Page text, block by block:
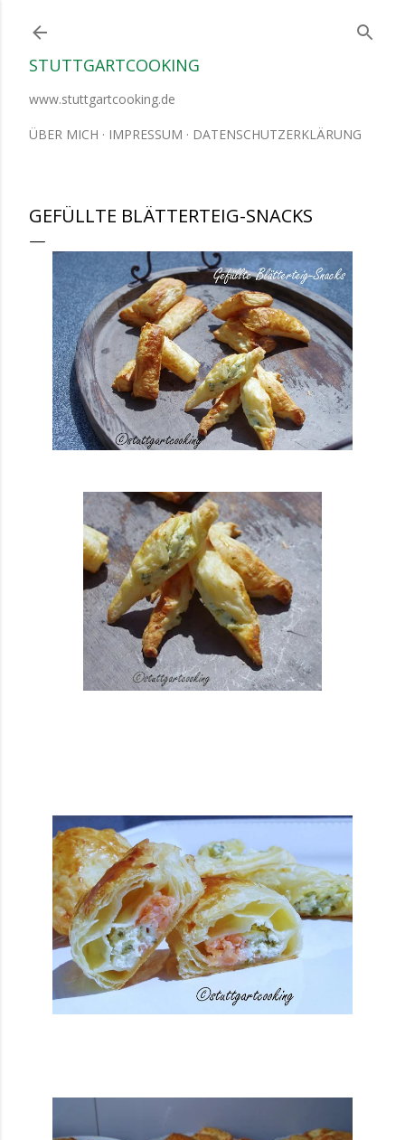
STUTTGARTCOOKING
www.stuttgartcooking.de
ÜBER MICH IMPRESSUM DATENSCHUTZERKLÄRUNG
GEFÜLLTE BLÄTTERTEIG-SNACKS